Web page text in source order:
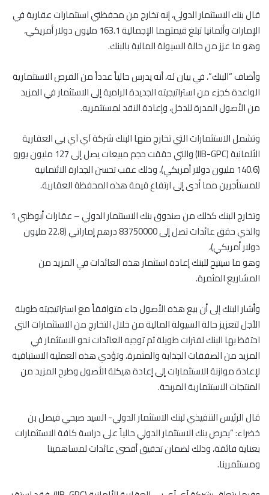
قال بنك الاستثمار الدولي، إنه تخارج من محفظتي استثمارات عقارية في
الإمارات وألمانيا تبلغ قيمتهما الإجمالية 163.1 مليون دولار أمريكي،
وهو ما عزز من حالة السيولة المالية بالبنك.
وأضاف “البنك”، في بيان له، أنه يدرس حالياً عدداً من الفرص الاستثمارية
الواعدة كجزء من استراتيجيته الجديدة الرامية إلى الاستثمار في المزيد
من الأصول المدرة للدخل، وإعادة النقد لمستثمريه.
وتشمل الاستثمارات التي تخارج منها البنك شركة آي آي بي العقارية
الألمانية (IIB-GPC) والتي حققت حجم مبيعات يصل إلى 127 مليون يورو
(140.6 مليون دولار أمريكي)، وذلك عقب تحسن الجدارة الائتمانية
للمستأجرين مما أدى إلى ارتفاع قيمة هذه المحفظة العقارية.
وتخارج البنك كذلك من صندوق بنك الاستثمار الدولي – عقارات أبوظبي 1
والذي حقق عائدات تصل إلى 83750000 درهم إماراتي (22.8 مليون
دولار أمريكي)،
وهو ما سيتيح للبنك إعادة استثمار هذه العائدات في المزيد من
المشاريع المثمرة.
وأشار البنك إلى أن بيع هذه الأصول جاء متوافقاً مع استراتيجيته طويلة
الأجل لتعزيز حالة السيولة المالية من خلال التخارج من الاستثمارات التي
احتفظ بها البنك لفترات طويلة ثم توجيه العائدات نحو الاستثمار في
المزيد من الصفقات الجذابة والمثمرة، وتؤدي هذه العملية الاستباقية
لإعادة موازنة الاستثمارات إلى إعادة هيكلة الأصول وطرح المزيد من
المنتجات الاستثمارية المربحة.
قال الرئيس التنفيذي لبنك الاستثمار الدولي- السيد صبحي فيصل بن
خضراء: “يحرص بنك الاستثمار الدولي حالياً على دراسة كافة الاستثمارات
بعناية فائقة، وذلك لضمان تحقيق أقصى عائدات لمساهمينا
ومستثمرينا.